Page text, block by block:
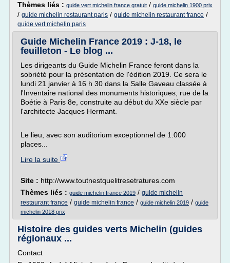
Thèmes liés : guide vert michelin france gratuit / guide michelin 1900 prix
/ guide michelin restaurant paris / guide michelin restaurant france /
guide vert michelin paris
Guide Michelin France 2019 : J-18, le
feuilleton - Le blog ...
Les dirigeants du Guide Michelin France feront dans la
sobriété pour la présentation de l'édition 2019. Ce sera le
lundi 21 janvier à 16 h 30 dans la Salle Gaveau classée à
l'Inventaire national des monuments historiques, rue de la
Boétie à Paris 8e, construite au début du XXe siècle par
l'architecte Jacques Hermant.
Le lieu, avec son auditorium exceptionnel de 1.000
places...
Lire la suite
Site : http://www.toutnestquelitresetratures.com
Thèmes liés : guide michelin france 2019 / guide michelin
restaurant france / guide michelin france / guide michelin 2019 / guide
michelin 2018 prix
Histoire des guides verts Michelin (guides
régionaux ...
Contact